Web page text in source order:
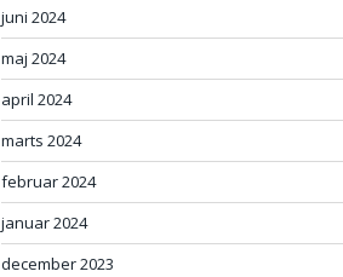
juni 2024
maj 2024
april 2024
marts 2024
februar 2024
januar 2024
december 2023